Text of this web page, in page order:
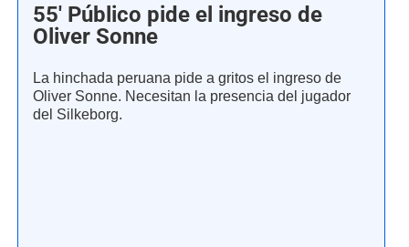
55' Público pide el ingreso de
Oliver Sonne
La hinchada peruana pide a gritos el ingreso de
Oliver Sonne. Necesitan la presencia del jugador
del Silkeborg.